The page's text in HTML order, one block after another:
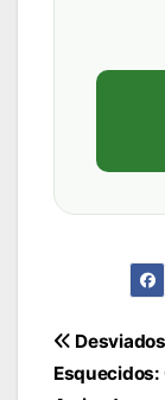
Esquecidos: